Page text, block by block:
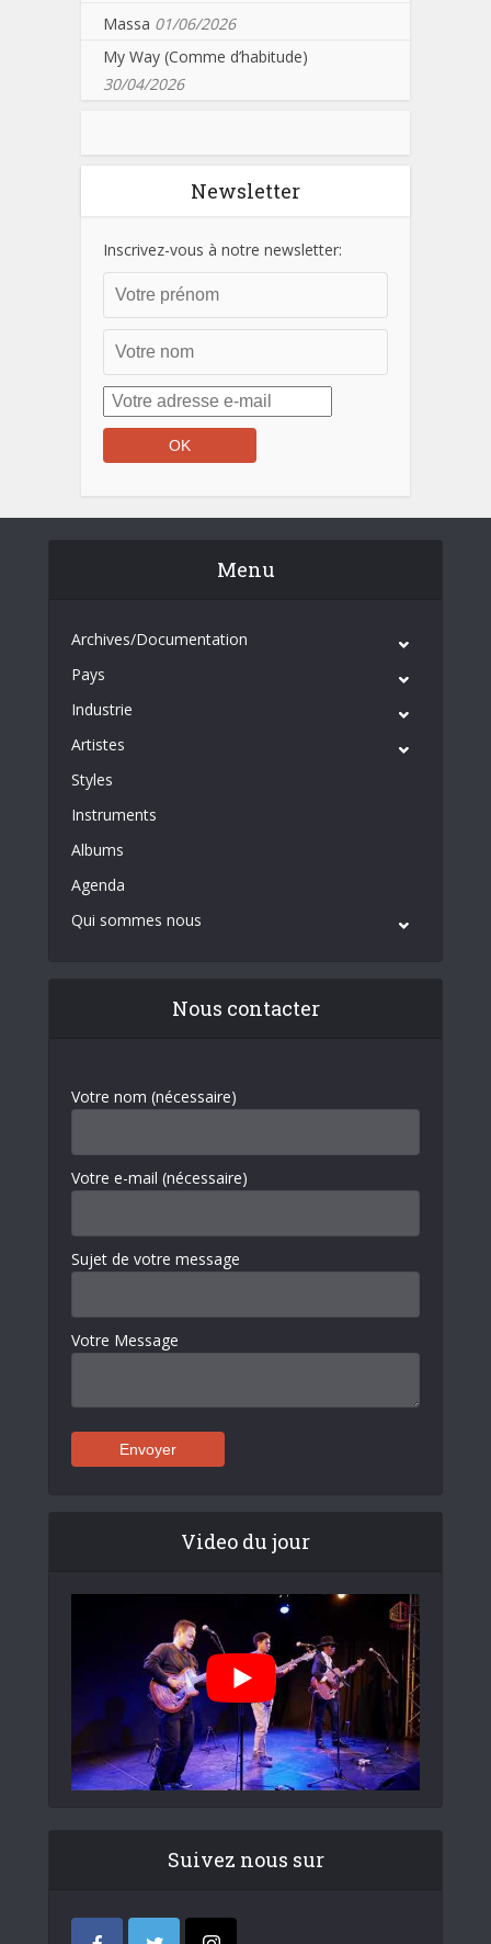
Massa 01/06/2026
My Way (Comme d’habitude)
30/04/2026
Newsletter
Inscrivez-vous à notre newsletter:
Menu
Archives/Documentation
Pays
Industrie
Artistes
Styles
Instruments
Albums
Agenda
Qui sommes nous
Nous contacter
Votre nom (nécessaire)
Votre e-mail (nécessaire)
Sujet de votre message
Votre Message
Video du jour
Suivez nous sur